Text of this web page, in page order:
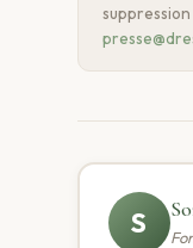
suppression
S